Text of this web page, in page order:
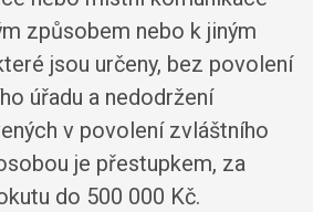
způsobem nebo k jiným
jsou určeny, bez povolení
úřadu a nedodržení
v povolení zvláštního
je přestupkem, za
do 500 000 Kč.